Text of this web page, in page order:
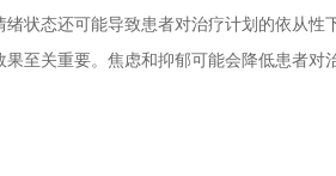
态还可能导致患者对治疗计划的依从性
果至关重要。焦虑和抑郁可能会降低患者